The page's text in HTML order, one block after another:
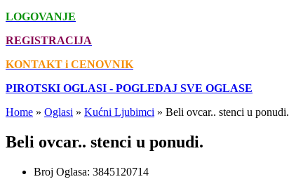
LOGOVANJE
REGISTRACIJA
KONTAKT i CENOVNIK
PIROTSKI OGLASI - POGLEDAJ SVE OGLASE
Home » Oglasi » Kućni Ljubimci » Beli ovcar.. stenci u ponudi.
Beli ovcar.. stenci u ponudi.
Broj Oglasa: 3845120714